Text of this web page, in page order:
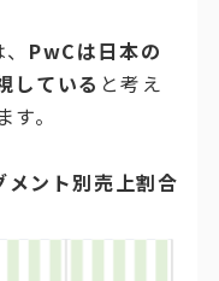
PwCは日本の
している と考え
。
ント別売上割合